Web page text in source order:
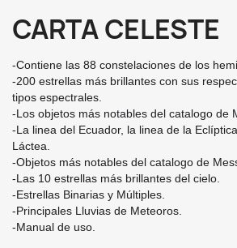
CARTA CELESTE
-Contiene las 88 constelaciones de los
-200 estrellas más brillantes con sus
tipos espectrales.
-Los objetos más notables del catalogo de
-La linea del Ecuador, la linea de la
Láctea.
-Objetos más notables del catalogo de
-Las 10 estrellas más brillantes del cielo.
-Estrellas Binarias y Múltiples.
-Principales Lluvias de Meteoros.
-Manual de uso.